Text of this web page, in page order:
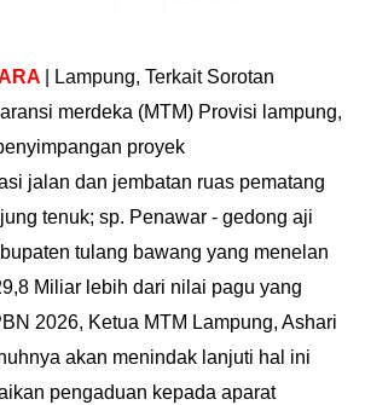
| Lampung, Terkait Sorotan
merdeka (MTM) Provisi lampung,
proyek
jalan dan jembatan ruas pematang
tenuk; sp. Penawar - gedong aji
tulang bawang yang menelan
Miliar lebih dari nilai pagu yang
2026, Ketua MTM Lampung, Ashari
akan menindak lanjuti hal ini
pengaduan kepada aparat